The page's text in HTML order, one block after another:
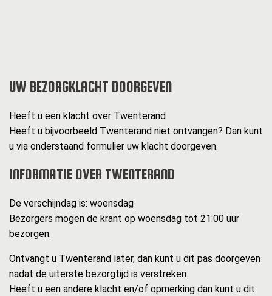
UW BEZORGKLACHT DOORGEVEN
Heeft u een klacht over Twenterand
Heeft u bijvoorbeeld Twenterand niet ontvangen? Dan kunt
u via onderstaand formulier uw klacht doorgeven.
INFORMATIE OVER TWENTERAND
De verschijndag is: woensdag
Bezorgers mogen de krant op woensdag tot 21:00 uur
bezorgen.
Ontvangt u Twenterand later, dan kunt u dit pas doorgeven
nadat de uiterste bezorgtijd is verstreken.
Heeft u een andere klacht en/of opmerking dan kunt u dit